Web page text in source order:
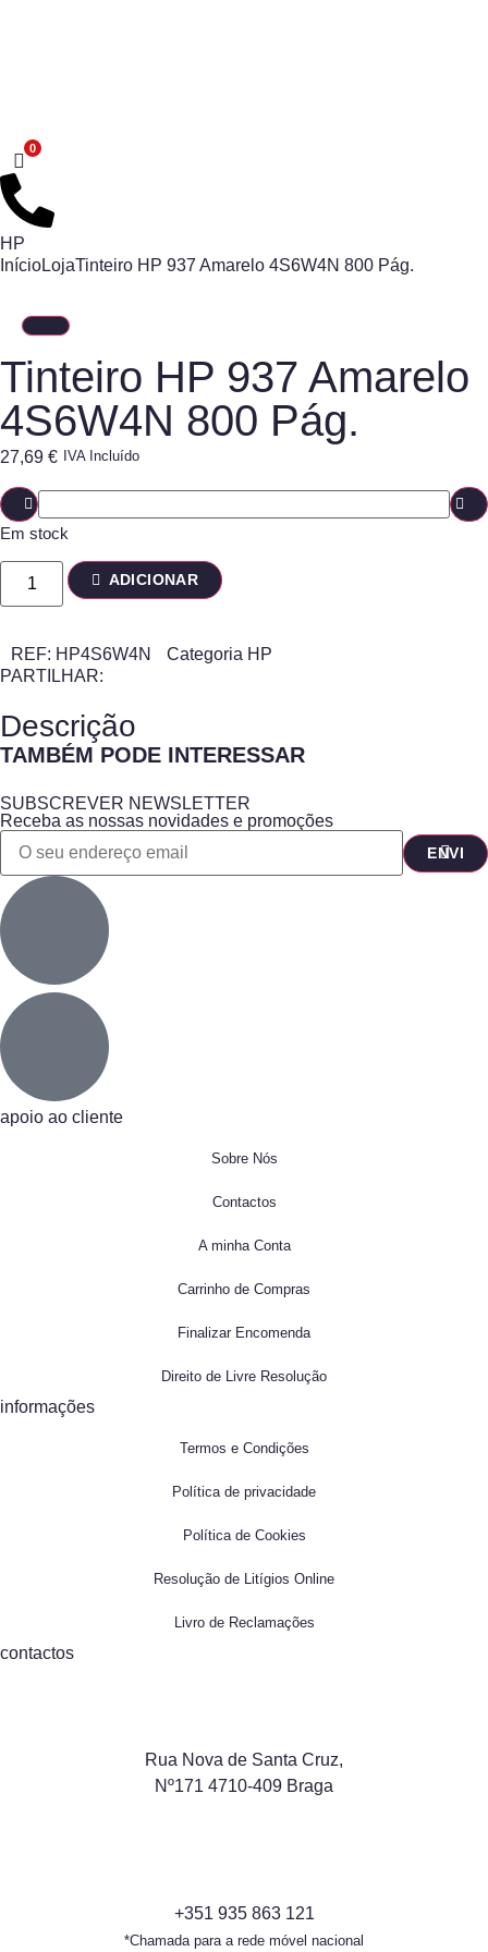
HP
InícioLojaTinteiro HP 937 Amarelo 4S6W4N 800 Pág.
Tinteiro HP 937 Amarelo
4S6W4N 800 Pág.
27,69 € IVA Incluído
Em stock
ADICIONAR
REF: HP4S6W4N Categoria HP
PARTILHAR:
Descrição
TAMBÉM PODE INTERESSAR
SUBSCREVER NEWSLETTER
Receba as nossas novidades e promoções
apoio ao cliente
Sobre Nós
Contactos
A minha Conta
Carrinho de Compras
Finalizar Encomenda
Direito de Livre Resolução
informações
Termos e Condições
Política de privacidade
Política de Cookies
Resolução de Litígios Online
Livro de Reclamações
contactos
Rua Nova de Santa Cruz,
Nº171 4710-409 Braga
+351 935 863 121
*Chamada para a rede móvel nacional